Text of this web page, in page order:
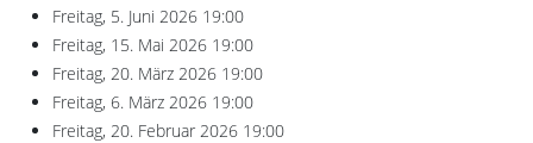
Freitag, 5. Juni 2026 19:00
Freitag, 15. Mai 2026 19:00
Freitag, 20. März 2026 19:00
Freitag, 6. März 2026 19:00
Freitag, 20. Februar 2026 19:00